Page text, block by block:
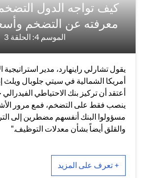
كيف تواجه الدول
معرفته عن التضخم
الموسم 4: الحلقة 3
يقول تشارلي راينهارد، مدير استراتيجية
أمريكا الشمالية في سيتي جلوبال
أعتقد أن تركيز بنك الاحتياطي
ينصب فقط على التضخم، فمع مرور
مسؤولوا البنك أنفسهم مضطرين إلى
والقلق أيضاً بشأن معدلات التوظيف."
+ تعرف على المزيد